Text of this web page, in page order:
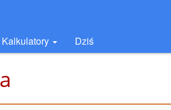
Kalkulatory Dziś